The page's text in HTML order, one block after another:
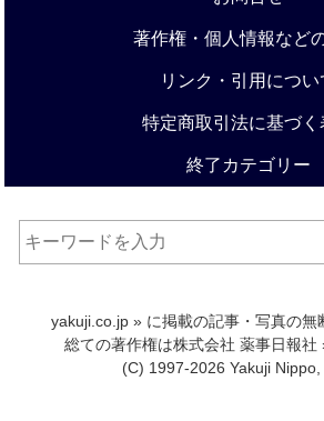
著作権・個人情報など
リンク・引用につい
特定商取引法に基づく
終了カテゴリー
yakuji.co.jp » に掲載の記事・写真の無
総ての著作権は株式会社 薬事日報社
(C) 1997-2026 Yakuji